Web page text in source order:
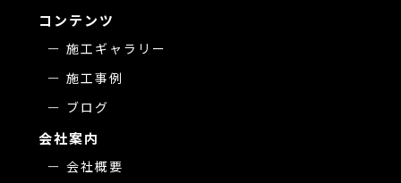
コンテンツ
施工ギャラリー
施工事例
ブログ
会社案内
会社概要